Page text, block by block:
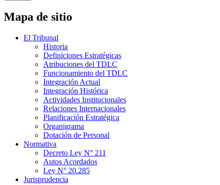
Mapa de sitio
El Tribunal
Historia
Definiciones Estratégicas
Atribuciones del TDLC
Funcionamiento del TDLC
Integración Actual
Integración Histórica
Actividades Institucionales
Relaciones Internacionales
Planificación Estratégica
Organigrama
Dotación de Personal
Normativa
Decreto Ley N° 211
Autos Acordados
Ley N° 20.285
Jurisprudencia